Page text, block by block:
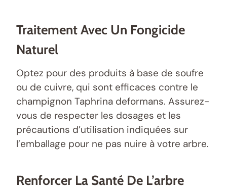
Traitement Avec Un Fongicide
Naturel
Optez pour des produits à base de soufre
ou de cuivre, qui sont efficaces contre le
champignon Taphrina deformans. Assurez-
vous de respecter les dosages et les
précautions d’utilisation indiquées sur
l’emballage pour ne pas nuire à votre arbre.
Renforcer La Santé De L’arbre